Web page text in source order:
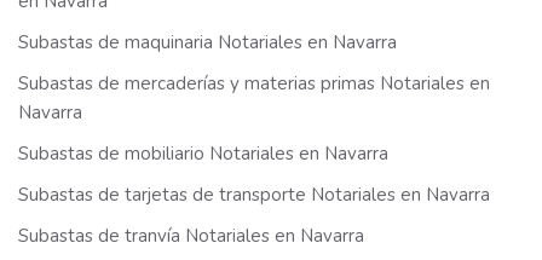
Subastas de maquinaria Notariales en Navarra
Subastas de mercaderías y materias primas Notariales en
Navarra
Subastas de mobiliario Notariales en Navarra
Subastas de tarjetas de transporte Notariales en Navarra
Subastas de tranvía Notariales en Navarra